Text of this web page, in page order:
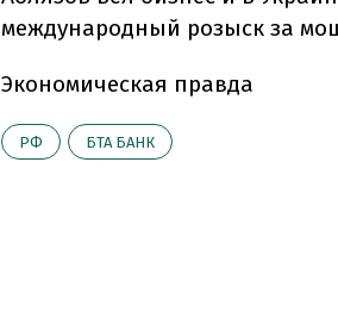
международный розыск за
Экономическая правда
РФ БТА БАНК